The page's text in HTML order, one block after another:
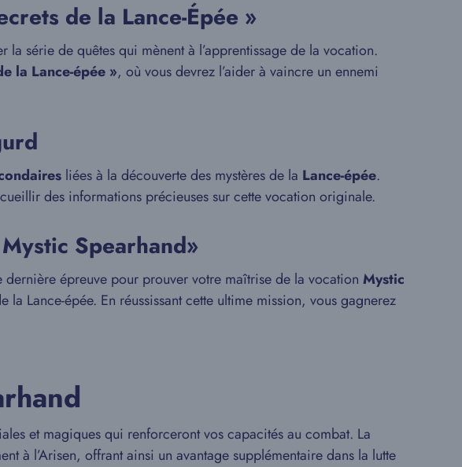
de la Lance-Épée »
la série de quêtes qui mènent à l’apprentissage de la vocation.
la Lance-épée », où vous devrez l’aider à vaincre un ennemi
liées à la découverte des mystères de la Lance-épée.
des informations précieuses sur cette vocation originale.
Spearhand»
épreuve pour prouver votre maîtrise de la vocation Mystic
Lance-épée. En réussissant cette ultime mission, vous gagnerez
et magiques qui renforceront vos capacités au combat. La
à l’Arisen, offrant ainsi un avantage supplémentaire dans la lutte